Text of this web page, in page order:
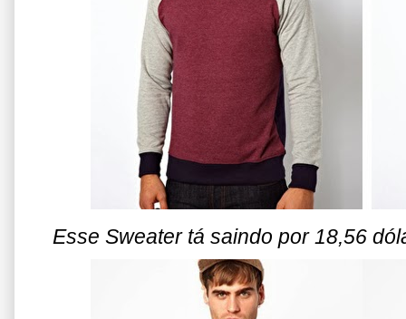
Esse Sweater tá saindo por 18,56